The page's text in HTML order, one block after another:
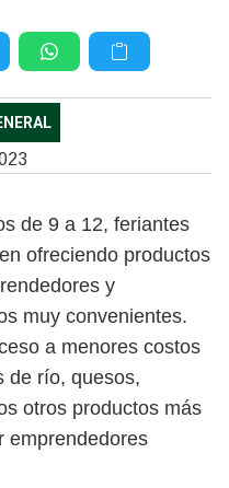
de 9 a 12, feriantes
ofreciendo productos
y
muy convenientes.
a menores costos
de río, quesos,
otros productos más
emprendedores